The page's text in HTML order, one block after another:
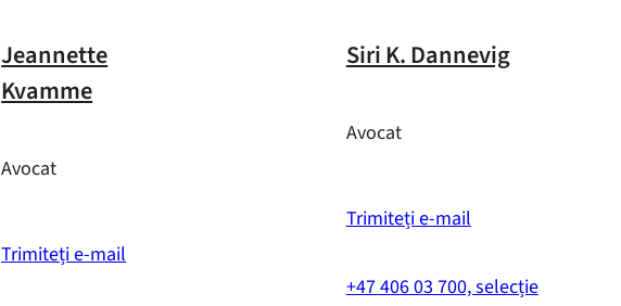
Jeannette
Kvamme
Avocat
Trimiteți e-mail
Siri K. Dannevig
Avocat
Trimiteți e-mail
+47 406 03 700, selecție